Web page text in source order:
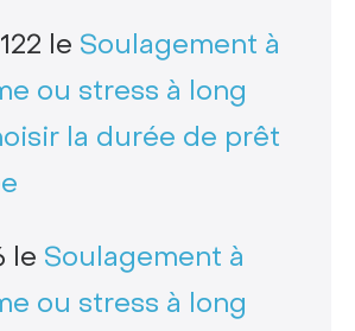
le Soulagement à
ou stress à long
la durée de prêt
le Soulagement à
ou stress à long